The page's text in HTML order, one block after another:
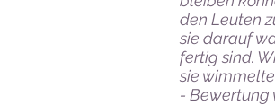
den Leuten
sie darauf
fertig sind.
sie
- Bewertung